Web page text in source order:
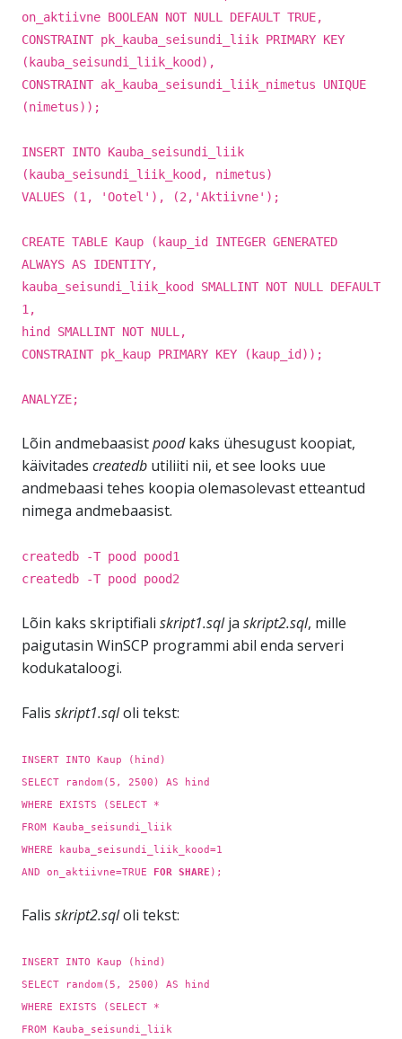
on_aktiivne BOOLEAN NOT NULL DEFAULT TRUE,
CONSTRAINT pk_kauba_seisundi_liik PRIMARY KEY
(kauba_seisundi_liik_kood),
CONSTRAINT ak_kauba_seisundi_liik_nimetus UNIQUE
(nimetus));
INSERT INTO Kauba_seisundi_liik
(kauba_seisundi_liik_kood, nimetus)
VALUES (1, 'Ootel'), (2,'Aktiivne');
CREATE TABLE Kaup (kaup_id INTEGER GENERATED
ALWAYS AS IDENTITY,
kauba_seisundi_liik_kood SMALLINT NOT NULL DEFAULT
1,
hind SMALLINT NOT NULL,
CONSTRAINT pk_kaup PRIMARY KEY (kaup_id));
ANALYZE;
Lõin andmebaasistpoodkaks ühesugust koopiat,
käivitades createdb utiliiti nii, et see looks uue
andmebaasi tehes koopia olemasolevast etteantud
nimega andmebaasist.
createdb -T pood pood1
createdb -T pood pood2
Lõin kaks skriptifiali skript1.sqlja skript2.sql, mille
paigutasin WinSCP programmi abil enda serveri
kodukataloogi.
Falis skript1.sqloli tekst:
INSERT INTO Kaup (hind)
SELECT random(5, 2500) AS hind
WHERE EXISTS (SELECT *
FROM Kauba_seisundi_liik
WHERE kauba_seisundi_liik_kood=1
AND on_aktiivne=TRUE FOR SHARE );
Falis skript2.sqloli tekst:
INSERT INTO Kaup (hind)
SELECT random(5, 2500) AS hind
WHERE EXISTS (SELECT *
FROM Kauba_seisundi_liik